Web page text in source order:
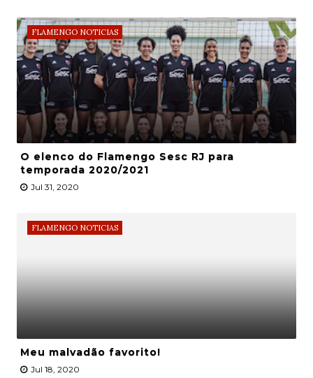
FLAMENGO NOTICIAS
O elenco do Flamengo Sesc RJ para
temporada 2020/2021
Jul 31, 2020
FLAMENGO NOTICIAS
Meu malvadão favorito!
Jul 18, 2020